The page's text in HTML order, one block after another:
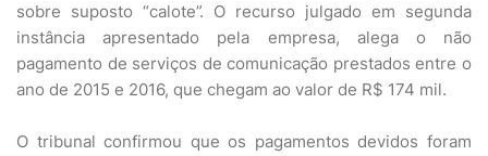
sobre suposto “calote”. O recurso julgado em segunda
instância apresentado pela empresa, alega o não
pagamento de serviços de comunicação prestados entre o
ano de 2015 e 2016, que chegam ao valor de R$ 174 mil.
O tribunal confirmou que os pagamentos devidos foram